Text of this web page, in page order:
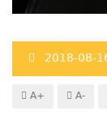
2018-08-
A+ A-